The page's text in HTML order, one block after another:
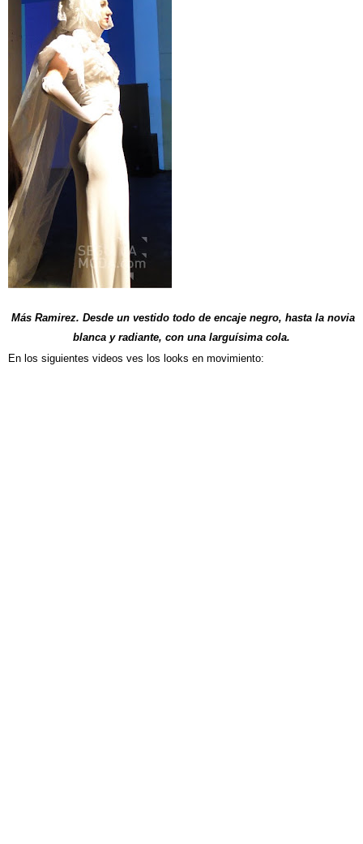
Más Ramirez. Desde un vestido todo de encaje negro, hasta la novia
blanca y radiante, con una larguísima cola.
En los siguientes videos ves los looks en movimiento: